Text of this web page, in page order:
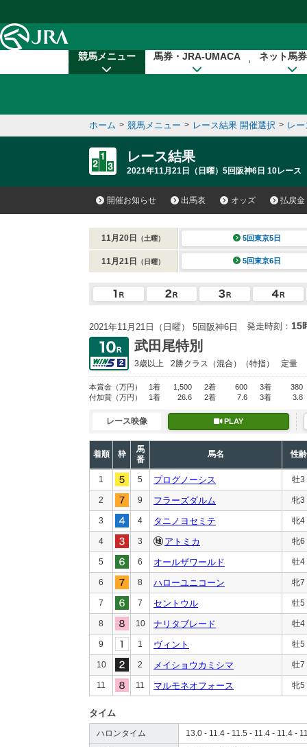
競馬メニュー 馬券・JRA-UMACA ネット馬
ホーム > 競馬メニュー > レース結果 開催選択 > レ
レース結果
2021年11月21日（日曜）5回阪神6日 10レース
開催お知らせ 出馬表 オッズ 払戻金
11月20日 （土曜） 5回東京5日
11月21日 （日曜） 5回東京6日
2021年11月21日（日曜） 5回阪神6日 発走時刻： 15
武田尾特別
3歳以上 2勝クラス （混合）（特指） 定量
本賞金 （万円） 1着 1,500 2着 600 3着
380
付加賞 （万円） 1着 26.6 2着 7.6 3着 3.8
レース映像 PLAY
着順 枠
馬
番
馬名 性齢
1 5 プログノーシス 牡3
2 9 フラーズダルム 牝3
3 4 タニノヨセミテ 牝4
4 3 アトミカ 牝6
5 6 オールザワールド 牡4
6 8 ハローユニコーン 牝7
7 7 セントウル 牡5
8 10 ナリタブレード 牡4
9 1 ヴィント 牡5
10 2 メイショウカミシマ 牡7
11 11 マルモネオフォース 牝5
タイム
ハロンタイム 13.0 - 11.4 - 11.5 - 11.4 - 11.4 -